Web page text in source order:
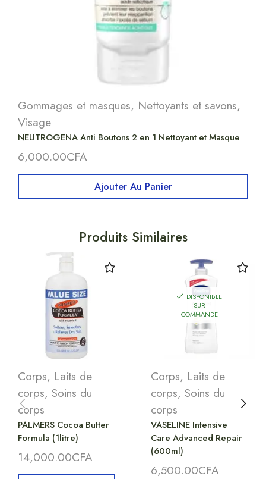
Gommages et masques, Nettoyants et savons,
Visage
NEUTROGENA Anti Boutons 2 en 1 Nettoyant et Masque
6,000.00CFA
Ajouter Au Panier
Produits Similaires
Corps, Laits de
corps, Soins du
corps
PALMERS Cocoa Butter
Formula (1litre)
14,000.00CFA
DISPONIBLE
SUR
COMMANDE
Corps, Laits de
corps, Soins du
corps
VASELINE Intensive
Care Advanced Repair
(600ml)
6,500.00CFA